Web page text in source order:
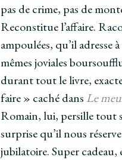
pas de crime, pas de
Reconstitue l’affaire.
ampoulées, qu’il
mêmes joviales
durant tout le livre,
faire » caché dans Le
Romain, lui, persille tout
surprise qu’il nous
jubilatoire. Super cadeau,